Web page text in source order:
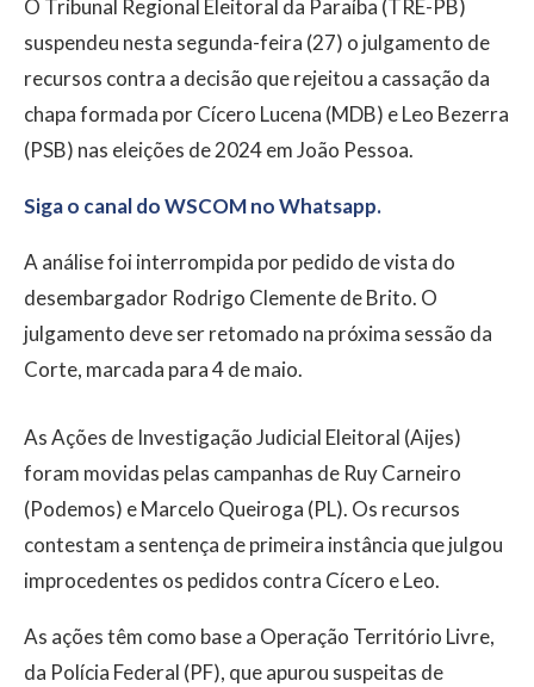
O Tribunal Regional Eleitoral da Paraíba (TRE-PB)
suspendeu nesta segunda-feira (27) o julgamento de
recursos contra a decisão que rejeitou a cassação da
chapa formada por Cícero Lucena (MDB) e Leo Bezerra
(PSB) nas eleições de 2024 em João Pessoa.
Siga o canal do WSCOM no Whatsapp.
A análise foi interrompida por pedido de vista do
desembargador Rodrigo Clemente de Brito. O
julgamento deve ser retomado na próxima sessão da
Corte, marcada para 4 de maio.
As Ações de Investigação Judicial Eleitoral (Aijes)
foram movidas pelas campanhas de Ruy Carneiro
(Podemos) e Marcelo Queiroga (PL). Os recursos
contestam a sentença de primeira instância que julgou
improcedentes os pedidos contra Cícero e Leo.
As ações têm como base a Operação Território Livre,
da Polícia Federal (PF), que apurou suspeitas de